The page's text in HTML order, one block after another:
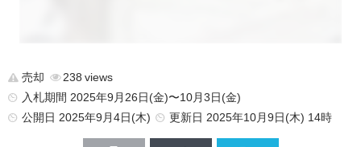
売却
238
入札期間 2025年9月26日(金)〜10月3日(金)
公開日 2025年9月4日(木) 更新日 2025年10月9日(木) 14時